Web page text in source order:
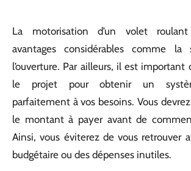
La motorisation d’un volet
avantages considérables comme la
l’ouverture. Par ailleurs, il est important
le projet pour obtenir un
parfaitement à vos besoins. Vous
le montant à payer avant de
Ainsi, vous éviterez de vous retrouver
budgétaire ou des dépenses inutiles.